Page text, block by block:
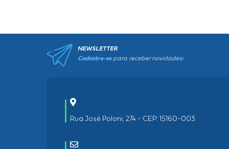
NEWSLETTER
Cadastre-separa receber novidades!
Rua José Poloni, 274 - CEP: 15160-003